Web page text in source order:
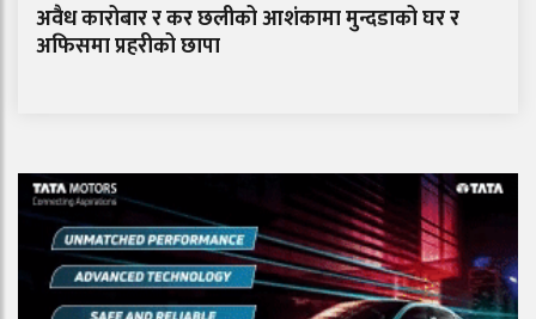
अवैध कारोबार र कर छलीको आशंकामा मुन्दडाको घर र
अफिसमा प्रहरीको छापा